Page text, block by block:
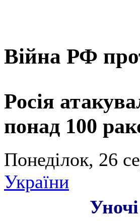
Війна РФ
Росія
понад 100
Понеділок, 26
України